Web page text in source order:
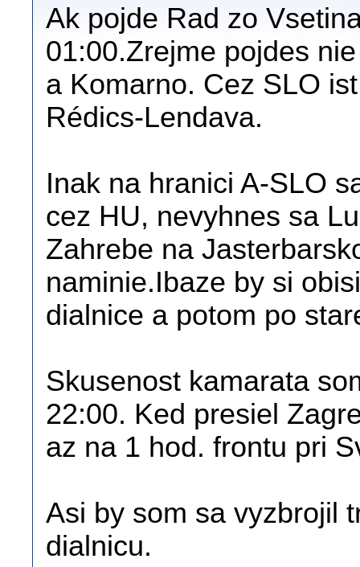
Ak pojde Rad zo
01:00.Zrejme pojdes
a Komarno. Cez SLO
Rédics-Lendava.
Inak na hranici A-SLO
cez HU, nevyhnes sa
Zahrebe na
naminie.Ibaze by si
dialnice a potom po
Skusenost kamarata
22:00. Ked presiel
az na 1 hod. frontu pri
Asi by som sa vyzbrojil
dialnicu.